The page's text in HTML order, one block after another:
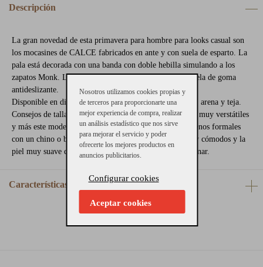
Descripción
La gran novedad de esta primavera para hombre para looks casual son
los mocasines de CALCE fabricados en ante y con suela de esparto. La
pala está decorada con una banda con doble hebilla simulando a los
zapatos Monk. Los forros y la planta son de piel y la suela de goma
antideslizante.
Disponible en diferentes colores, piel de ante color azul, arena y teja.
Consejos de talla: Calzan el número. Los mocasines son muy verstátiles
y más este modelo con la suela de esparto para looks menos formales
con un chino o bermudas para llevar de diario. Son muy cómodos y la
piel muy suave que se adapta a los movimientos al caminar.
Características
Nosotros utilizamos cookies propias y
de terceros para proporcionarte una
mejor experiencia de compra, realizar
un análisis estadístico que nos sirve
para mejorar el servicio y poder
ofrecerte los mejores productos en
anuncios publicitarios.
Configurar cookies
Aceptar cookies